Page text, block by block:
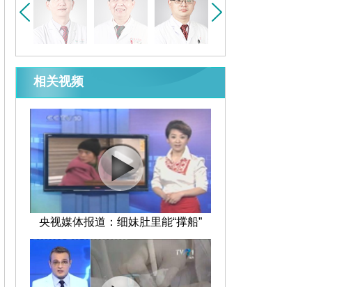
相关视频
央视媒体报道：细妹肚里能“撑船”